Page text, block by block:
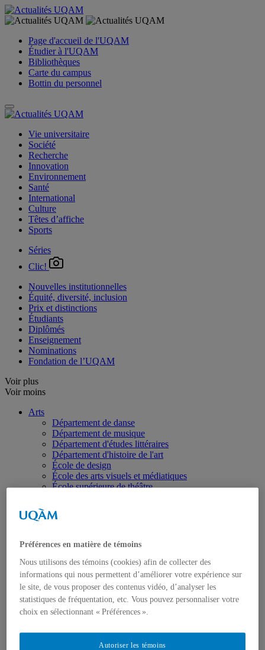
Page d'accueil de l'UQAM
Étudier à l'UQAM
Bibliothèques
Carte du campus
Bottin du personnel
Vie universitaire
Société
Recherche
Innovation
Environnement
Santé
International
Culture
Têtes d’affiche
Sports
Séries
Clic!
Nouvelles institutionnelles
Équité, diversité, inclusion
Prix et distinctions
Étudiants
Diplômés
Enseignement
Nominations
Fondation de l’UQAM
Voir plus
Voir moins
Arts
Département de danse
Département de musique
Département d'études littéraires
Département d'histoire de l'art
École de design
École des arts visuels et médiatiques
École supérieure de théâtre
Communication
Département de communication sociale et publique
École des médias
Éducation
Département de didactique
Département de didactique des langues
Département d'éducation et formation spécialisées
Département d'éducation et pédagogie
Gestion
Département de finance
Département de marketing
Département de stratégie, responsabilité sociale et
Préférences en matière de témoins
Nous utilisons des témoins (cookies) afin de collecter des
informations qui nous permettent d’améliorer votre expérience sur
le site, de vous proposer des contenus vidéo, d’analyser les
statistiques de fréquentation, etc. Vous pouvez personnaliser votre
choix en sélectionnant « Préférences ».
Autoriser les témoins